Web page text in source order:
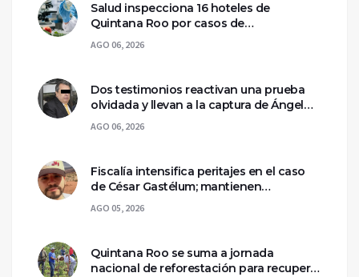
Salud inspecciona 16 hoteles de
Quintana Roo por casos de
ciclosporiasis
AGO 06, 2026
Dos testimonios reactivan una prueba
olvidada y llevan a la captura de Ángel
Aguirre
AGO 06, 2026
Fiscalía intensifica peritajes en el caso
de César Gastélum; mantienen
asegurada la escena del crimen
AGO 05, 2026
Quintana Roo se suma a jornada
nacional de reforestación para recuperar